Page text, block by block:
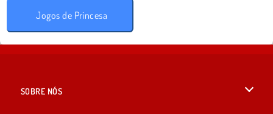
Jogos de Princesa
SOBRE NÓS